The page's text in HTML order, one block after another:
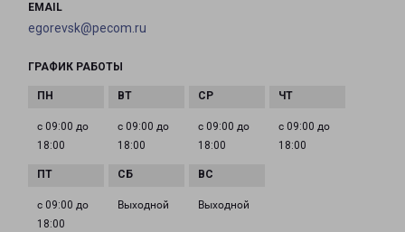
EMAIL
egorevsk@pecom.ru
ГРАФИК РАБОТЫ
с 09:00 до
18:00
с 09:00 до
18:00
с 09:00 до
18:00
с 09:00 до
18:00
с 09:00 до
18:00
Выходной Выходной